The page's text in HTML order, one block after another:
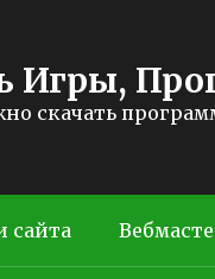
Игры,
скачать
сайта